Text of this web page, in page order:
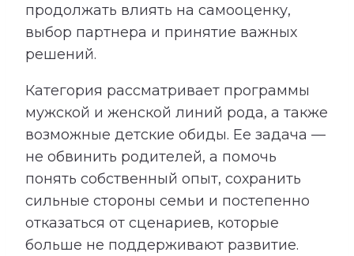
продолжать влиять на самооценку,
выбор партнера и принятие важных
решений.
Категория рассматривает программы
мужской и женской линий рода, а также
возможные детские обиды. Ее задача —
не обвинить родителей, а помочь
понять собственный опыт, сохранить
сильные стороны семьи и постепенно
отказаться от сценариев, которые
больше не поддерживают развитие.